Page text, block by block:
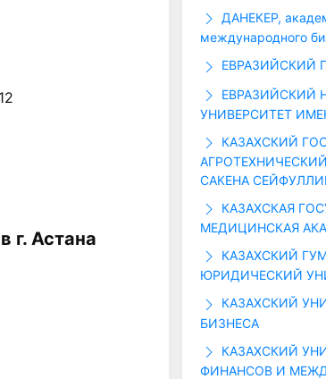
г. Астана
ДАНЕКЕР,
международного
ЕВРАЗИЙСКИЙ
ЕВРАЗИЙСКИЙ
УНИВЕРСИТЕТ
КАЗАХСКИЙ
САКЕНА
КАЗАХСКАЯ
МЕДИЦИНСКАЯ
КАЗАХСКИЙ
ЮРИДИЧЕСКИЙ
КАЗАХСКИЙ
БИЗНЕСА
КАЗАХСКИЙ
ФИНАНСОВ И